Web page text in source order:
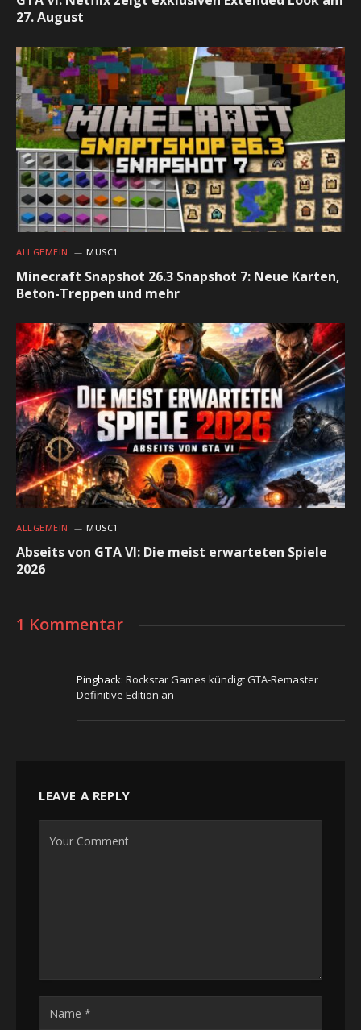
27. August
ALLGEMEIN MUSC1
Minecraft Snapshot 26.3 Snapshot 7: Neue Karten,
Beton-Treppen und mehr
ALLGEMEIN MUSC1
Abseits von GTA VI: Die meist erwarteten Spiele
2026
1 Kommentar
Pingback: Rockstar Games kündigt GTA-Remaster
Definitive Edition an
LEAVE A REPLY